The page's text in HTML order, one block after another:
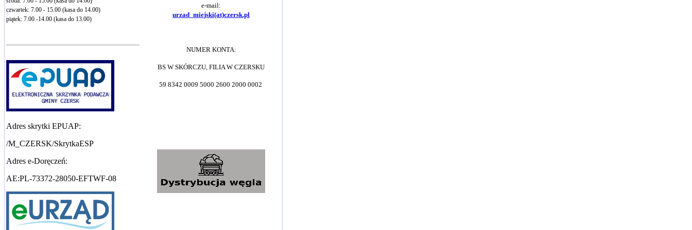
e-mail:
urzad_miejski(at)czersk.pl
NUMER KONTA:
BS W SKÓRCZU, FILIA W CZERSKU
59 8342 0009 5000 2600 2000 0002
czwartek: 7.00 - 15.00 (kasa do 14.00)
piątek: 7.00 -14.00 (kasa do 13.00)
Adres skrytki EPUAP:
/M_CZERSK/SkrytkaESP
Adres e-Doręczeń:
AE:PL-73372-28050-EFTWF-08